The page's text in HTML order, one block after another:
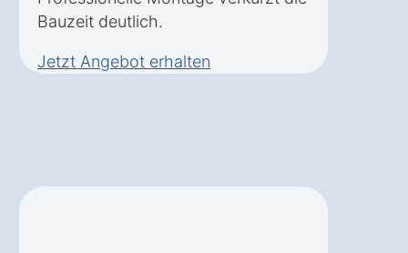
Bauzeit deutlich.
Jetzt Angebot erhalten